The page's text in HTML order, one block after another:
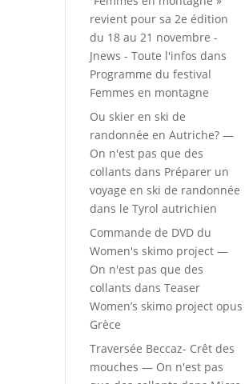
revient pour sa 2e édition
du 18 au 21 novembre -
Jnews - Toute l'infos dans
Programme du festival
Femmes en montagne
Ou skier en ski de
randonnée en Autriche? —
On n'est pas que des
collants dans Préparer un
voyage en ski de randonnée
dans le Tyrol autrichien
Commande de DVD du
Women's skimo project —
On n'est pas que des
collants dansTeaser
Women’s skimo project opus
Grèce
Traversée Beccaz- Crêt des
mouches — On n'est pas